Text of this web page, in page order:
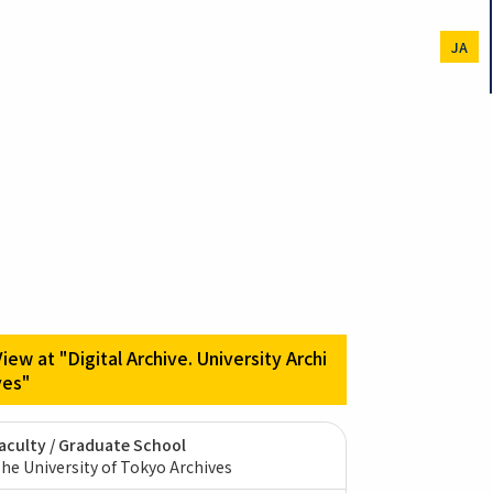
JA
at "Digital Archive. University Archi
/ Graduate School
University of Tokyo Archives